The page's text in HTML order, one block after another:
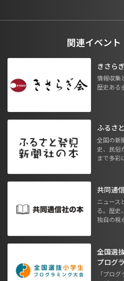
関連イベント
きさら
情報収集
歴史ある
ふるさ
全国の新
史、民俗
まで多彩
共同通
ニュース
る。歴史
独自の視
全国選
プログ
「プロ